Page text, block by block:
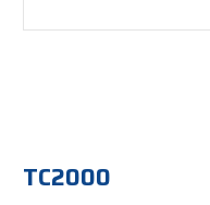
TC2000